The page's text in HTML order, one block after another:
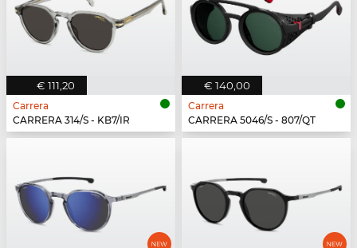
€ 111,20
Carrera
CARRERA 314/S - KB7/IR
€ 140,00
Carrera
CARRERA 5046/S - 807/QT